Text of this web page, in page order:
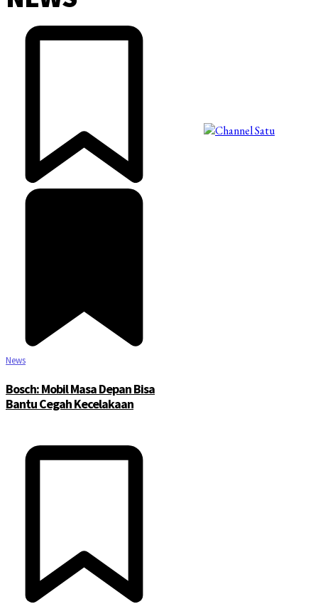
News
Bosch: Mobil Masa Depan Bisa
Bantu Cegah Kecelakaan